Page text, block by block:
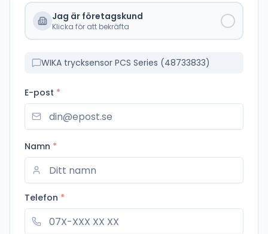
Jag är företagskund
Klicka för att bekräfta
WIKA trycksensor PCS Series (48733833)
E-post *
Namn *
Telefon *